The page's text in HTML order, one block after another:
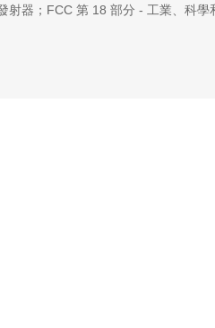
射器；FCC 第 18 部分 - 工業、科學
分 - 個人通信系統，包括授權的個人